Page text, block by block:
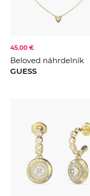
45.00 €
Beloved náhrdelník
GUESS